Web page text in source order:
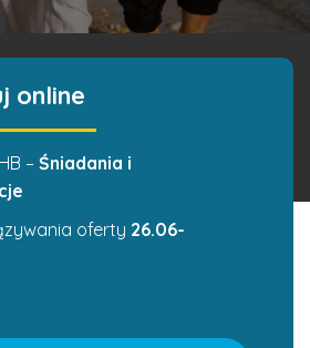
online
–Śniadania i
oferty 26.06-